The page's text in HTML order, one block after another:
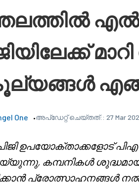
One അപ്‌ഡേറ്റ് ചെയ്തത്:: 27 Mar
ഉപയോക്താക്കളോട്
കമ്പനികൾ
പ്രോത്സാഹനങ്ങൾ